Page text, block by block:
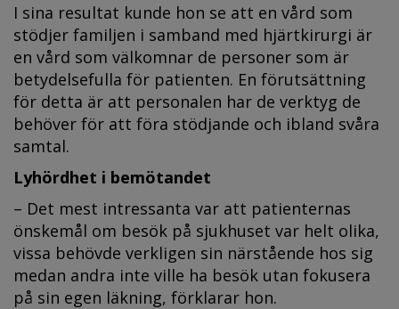
I sina resultat kunde hon se att en vård som
stödjer familjen i samband med hjärtkirurgi är
en vård som välkomnar de personer som är
betydelsefulla för patienten. En förutsättning
för detta är att personalen har de verktyg de
behöver för att föra stödjande och ibland svåra
samtal.
Lyhördhet i bemötandet
– Det mest intressanta var att patienternas
önskemål om besök på sjukhuset var helt olika,
vissa behövde verkligen sin närstående hos sig
medan andra inte ville ha besök utan fokusera
på sin egen läkning, förklarar hon.